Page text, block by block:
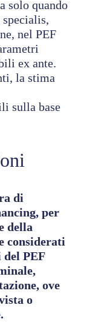
solo quando
nel PEF
ex ante.
la stima
sulla base
di
per
della
considerati
PEF
ove
o